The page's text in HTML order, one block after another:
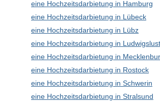
eine Hochzeitsdarbietung in Hamburg
eine Hochzeitsdarbietung in Lübeck
eine Hochzeitsdarbietung in Lübz
eine Hochzeitsdarbietung in Ludwigslust
eine Hochzeitsdarbietung in
eine Hochzeitsdarbietung in Rostock
eine Hochzeitsdarbietung in Schwerin
eine Hochzeitsdarbietung in Stralsund